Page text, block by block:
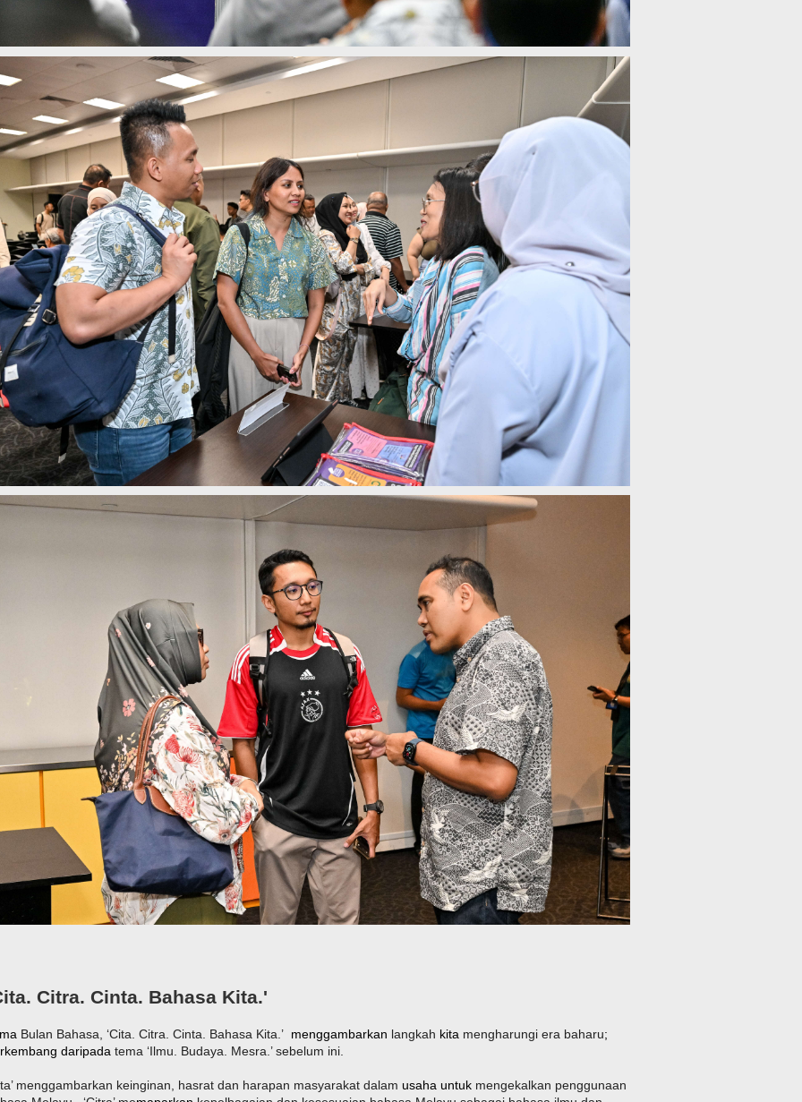
Citra. Cinta. Bahasa Kita.'
Bulan Bahasa, ‘Cita. Citra. Cinta. Bahasa Kita.’ menggambarkan langkah kita mengharungi era baharu;
daripada tema ‘Ilmu. Budaya. Mesra.’ sebelum ini.
menggambarkan keinginan, hasrat dan harapan masyarakat dalam usaha untuk mengekalkan penggunaan